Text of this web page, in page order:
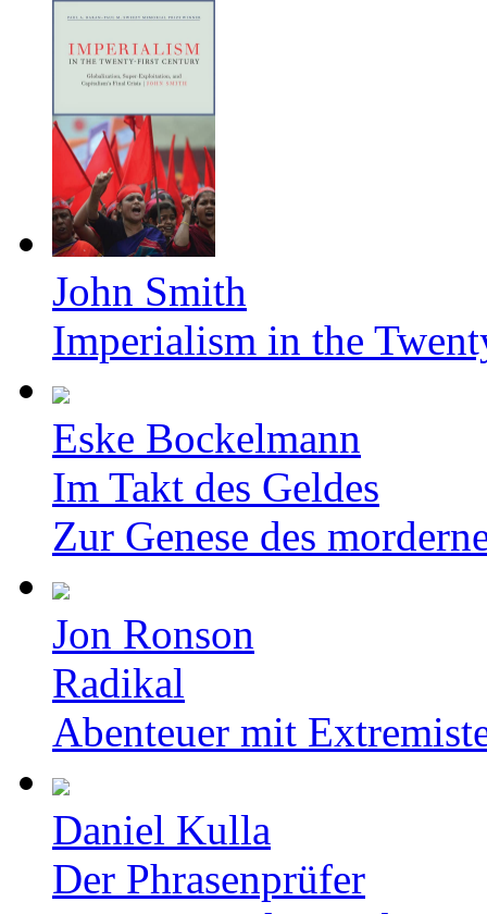
John Smith
Imperialism in the
Eske Bockelmann
Im Takt des Geldes
Zur Genese des
Jon Ronson
Radikal
Abenteuer mit
Daniel Kulla
Der Phrasenprüfer